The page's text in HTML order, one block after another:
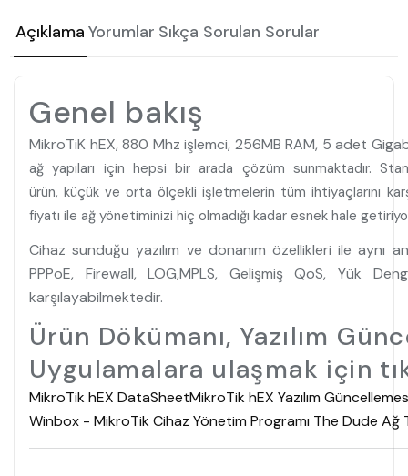
Açıklama Yorumlar Sıkça Sorulan Sorular
Genel bakış
MikroTiK hEX, 880 Mhz işlemci, 256MB RAM, 5 adet
ağ yapıları için hepsi bir arada çözüm sunmaktadır.
ürün, küçük ve orta ölçekli işletmelerin tüm ihtiyaçlarını
fiyatı ile ağ yönetiminizi hiç olmadığı kadar esnek hale
Cihaz sunduğu yazılım ve donanım özellikleri ile aynı
PPPoE, Firewall, LOG,MPLS, Gelişmiş QoS, Yük
karşılayabilmektedir.
Ürün Dökümanı, Yazılım
Uygulamalara ulaşmak için
MikroTik hEX DataSheetMikroTik hEX Yazılım
Winbox - MikroTik Cihaz Yönetim Programı The Dude Ağ